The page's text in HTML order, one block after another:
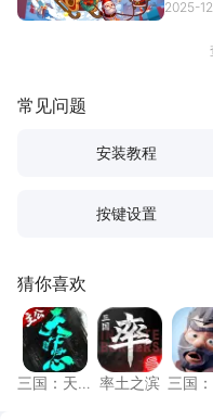
占卜水...
2025-
常见问题
安装教程
按键设置
猜你喜欢
三国：天下归心
三国：天
率土之滨
率土之滨 三国